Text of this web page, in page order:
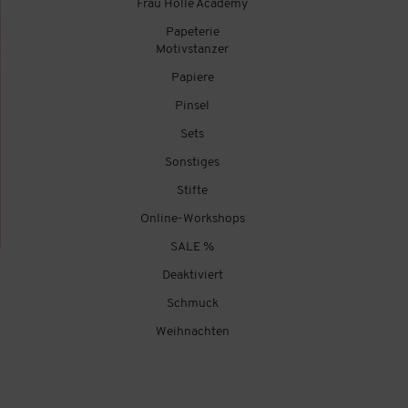
Frau Hölle Academy
Papeterie
Motivstanzer
Papiere
Pinsel
Sets
Sonstiges
Stifte
Online-Workshops
SALE %
Deaktiviert
Schmuck
Weihnachten